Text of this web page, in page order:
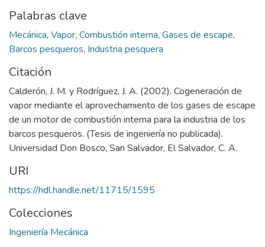
Palabras clave
Mecánica, Vapor, Combustión interna, Gases de escape,
Barcos pesqueros, Industria pesquera
Citación
Calderón, J. M. y Rodríguez, J. A. (2002). Cogeneración de
vapor mediante el aprovechamiento de los gases de escape
de un motor de combustión interna para la industria de los
barcos pesqueros. (Tesis de ingeniería no publicada).
Universidad Don Bosco, San Salvador, El Salvador, C. A.
URI
https://hdl.handle.net/11715/1595
Colecciones
Ingeniería Mecánica